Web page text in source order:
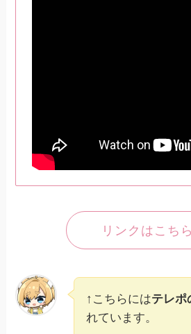
リンクはこちら
↑こちらにはテレポ
れています。